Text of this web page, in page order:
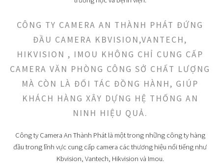
CÔNG TY CAMERA AN THÀNH PHÁT ĐỨNG
ĐẦU CAMERA KBVISION,VANTECH,
HIKVISION , IMOU KHÔNG CHỈ CUNG CẤP
CAMERA VĂN PHÒNG CÔNG SỞ CHẤT LƯỢNG
MÀ CÒN LÀ ĐỐI TÁC ĐỒNG HÀNH, GIÚP
KHÁCH HÀNG XÂY DỰNG HỆ THỐNG AN
NINH HIỆU QUẢ.
Công ty Camera An Thành Phát là một trong những công ty hàng
đầu trong lĩnh vực cung cấp camera các thương hiệu nổi tiếng như
Kbvision, Vantech, Hikvision và Imou.